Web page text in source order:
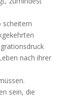
scheitern
nach ihrer
sein, die